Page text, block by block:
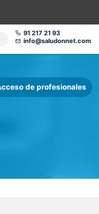
91 217 21 93
info@saludonnet.com
de profesionales